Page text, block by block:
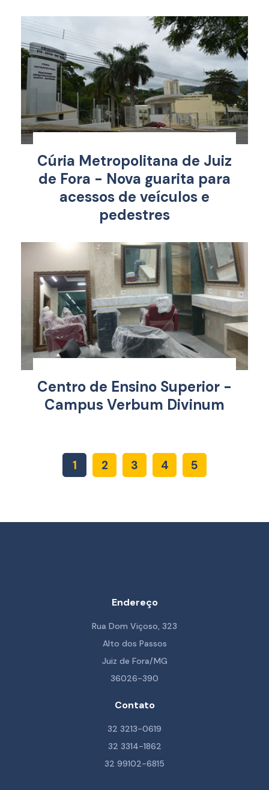
Cúria Metropolitana de Juiz
de Fora - Nova guarita para
acessos de veículos e
pedestres
Centro de Ensino Superior -
Campus Verbum Divinum
1 2 3 4 5
Endereço
Rua Dom Viçoso, 323
Alto dos Passos
Juiz de Fora/MG
36026-390
Contato
32 3213-0619
32 3314-1862
32 99102-6815